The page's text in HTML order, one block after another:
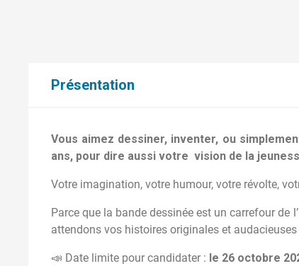
Présentation
Vous aimez dessiner, inventer, ou
ans, pour dire aussi votre vision de la
Votre imagination, votre humour, votre révolte,
Parce que la bande dessinée est un carrefour de
attendons vos histoires originales et audacieuses
📣 Date limite pour candidater : le 26 octobre